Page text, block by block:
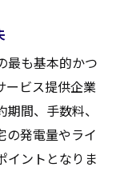
最も基本的かつ
ービス提供企業
間、手数料、
の発電量やライ
イントとなりま